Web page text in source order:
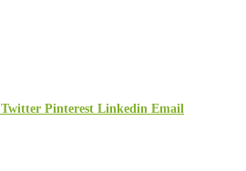
Twitter Pinterest Linkedin Email